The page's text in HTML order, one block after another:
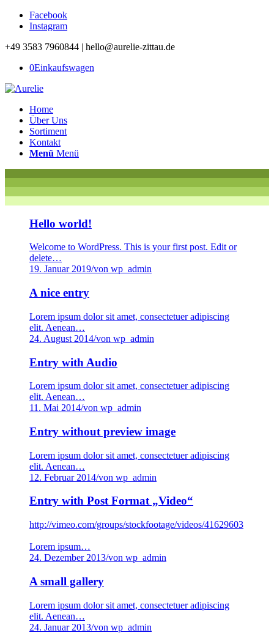
Facebook
Instagram
+49 3583 7960844 | hello@aurelie-zittau.de
0Einkaufswagen
Home
Über Uns
Sortiment
Kontakt
Menü Menü
Hello world!
Welcome to WordPress. This is your first post. Edit or
delete…
19. Januar 2019/von wp_admin
A nice entry
Lorem ipsum dolor sit amet, consectetuer adipiscing
elit. Aenean…
24. August 2014/von wp_admin
Entry with Audio
Lorem ipsum dolor sit amet, consectetuer adipiscing
elit. Aenean…
11. Mai 2014/von wp_admin
Entry without preview image
Lorem ipsum dolor sit amet, consectetuer adipiscing
elit. Aenean…
12. Februar 2014/von wp_admin
Entry with Post Format „Video“
http://vimeo.com/groups/stockfootage/videos/41629603
Lorem ipsum…
24. Dezember 2013/von wp_admin
A small gallery
Lorem ipsum dolor sit amet, consectetuer adipiscing
elit. Aenean…
24. Januar 2013/von wp_admin